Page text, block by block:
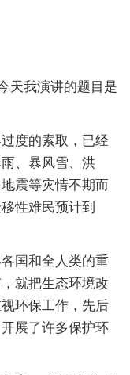
天我演讲的题目是
度的索取，已经
、暴风雪、洪
震等灾情不期而
性难民预计到
国和全人类的重
就把生态环境改
环保工作，先后
展了许多保护环